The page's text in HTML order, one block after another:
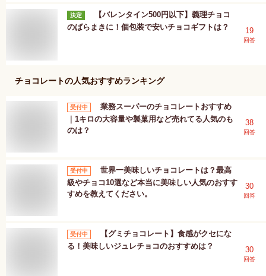
決定
【バレンタイン500円以下】義理チョコ
のばらまきに！個包装で安いチョコギフトは？
19
回答
チョコレートの人気おすすめランキング
受付中
業務スーパーのチョコレートおすすめ
｜1キロの大容量や製菓用など売れてる人気のも
のは？
38
回答
受付中
世界一美味しいチョコレートは？最高
級やチョコ10選など本当に美味しい人気のおすす
すめを教えてください。
30
回答
受付中
【グミチョコレート】食感がクセにな
る！美味しいジュレチョコのおすすめは？
30
回答